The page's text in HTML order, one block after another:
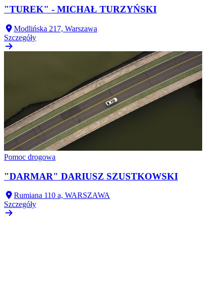
"TUREK" - MICHAŁ TURZYŃSKI
Modlińska 217, Warszawa
Szczegóły
Pomoc drogowa
"DARMAR" DARIUSZ SZUSTKOWSKI
Rumiana 110 a, WARSZAWA
Szczegóły